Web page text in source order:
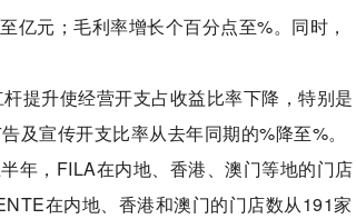
亿元；毛利率增长个百分点至%。同时，
提升使经营开支占收益比率下降，特别是
及宣传开支比率从去年同期的%降至%。
年，FILA在内地、香港、澳门等地的门店
在内地、香港和澳门的门店数从191家